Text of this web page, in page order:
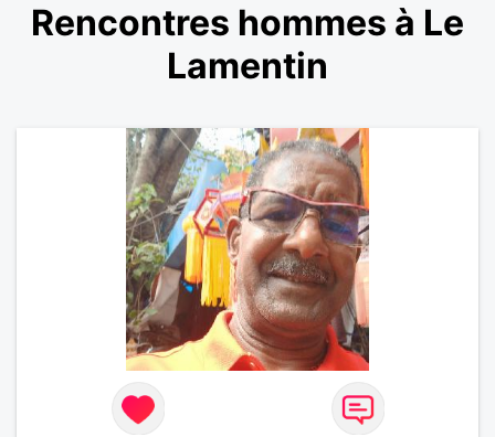
Rencontres hommes à Le
Lamentin